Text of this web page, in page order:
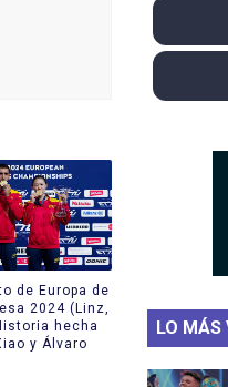
victoria del año
España a las puertas
de Europa de
2024 (Linz,
hecha
y Álvaro
LO MÁS